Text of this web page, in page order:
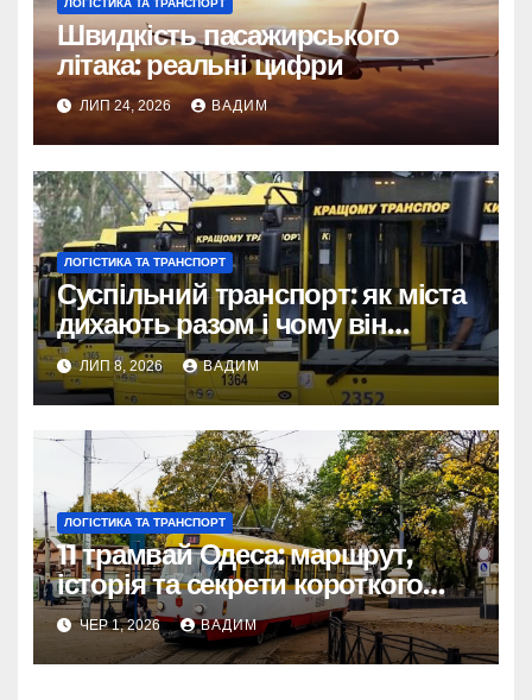
ЛОГІСТИКА ТА ТРАНСПОРТ
Швидкість пасажирського
літака: реальні цифри
ЛИП 24, 2026 ВАДИМ
ЛОГІСТИКА ТА ТРАНСПОРТ
Суспільний транспорт: як міста
дихають разом і чому він
змінює наше життя
ЛИП 8, 2026 ВАДИМ
ЛОГІСТИКА ТА ТРАНСПОРТ
11 трамвай Одеса: маршрут,
історія та секрети короткого
шляху крізь Молдаванку
ЧЕР 1, 2026 ВАДИМ